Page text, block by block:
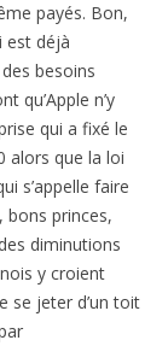
payés. Bon,
est déjà
besoins
qu’Apple n’y
qui a fixé le
alors que la loi
s’appelle faire
bons princes,
diminutions
y croient
se jeter d’un toit